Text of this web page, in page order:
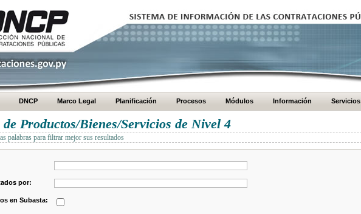
DNCP Marco Legal Planificación Procesos Módulos Información Servicios
de Productos/Bienes/Servicios de Nivel 4
palabras para filtrar mejor sus resultados
por:
en Subasta: